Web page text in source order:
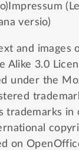
Impressum
versio)
and images
Alike 3.0
under the
trademarks in
on